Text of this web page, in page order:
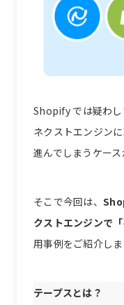
Shopify では疑わし
ネクストエンジン
進んでしまうケース
そこで今回は、
クストエンジンで
用事例をご紹介しま
テープスとは？